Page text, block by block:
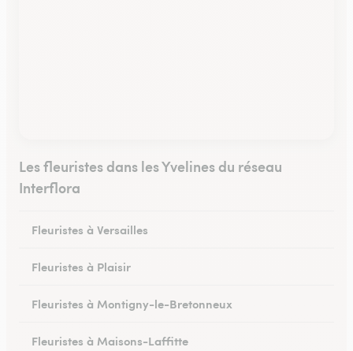
Les fleuristes dans les Yvelines du réseau
Interflora
Fleuristes à Versailles
Fleuristes à Plaisir
Fleuristes à Montigny-le-Bretonneux
Fleuristes à Maisons-Laffitte